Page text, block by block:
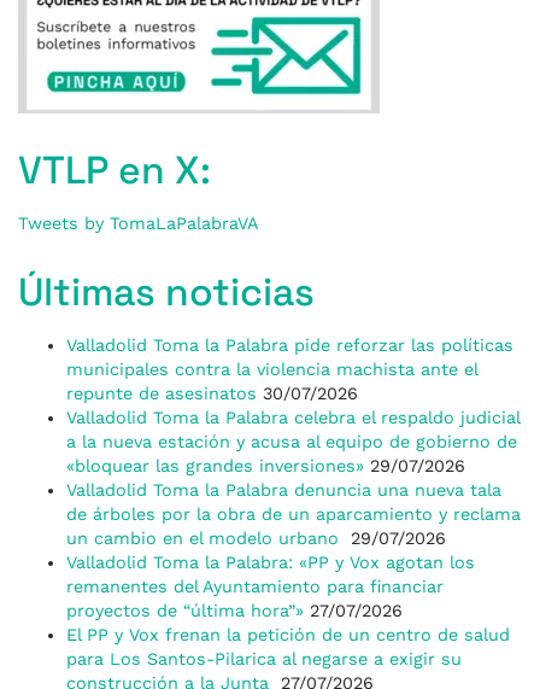
VTLP en X:
Tweets by TomaLaPalabraVA
Últimas noticias
Valladolid Toma la Palabra pide reforzar las políticas
municipales contra la violencia machista ante el
repunte de asesinatos 30/07/2026
Valladolid Toma la Palabra celebra el respaldo judicial
a la nueva estación y acusa al equipo de gobierno de
«bloquear las grandes inversiones» 29/07/2026
Valladolid Toma la Palabra denuncia una nueva tala
de árboles por la obra de un aparcamiento y reclama
un cambio en el modelo urbano
29/07/2026
Valladolid Toma la Palabra: «PP y Vox agotan los
remanentes del Ayuntamiento para financiar
proyectos de “última hora”» 27/07/2026
El PP y Vox frenan la petición de un centro de salud
para Los Santos-Pilarica al negarse a exigir su
construcción a la Junta
27/07/2026